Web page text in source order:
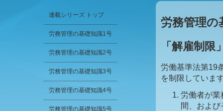
連載シリーズ トップ
労務管理の基礎知識1号
労務管理の基礎知識2号
労務管理の基礎知識3号
労務管理の基礎知識4号
労務管理の基礎知識5号
労務管理の
「解雇制限
労働基準法第19
を制限していま
労働者が業
間、およ